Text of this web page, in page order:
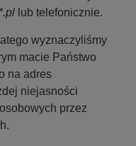
lub telefonicznie.
wyznaczyliśmy
macie Państwo
na adres
niejasności
przez